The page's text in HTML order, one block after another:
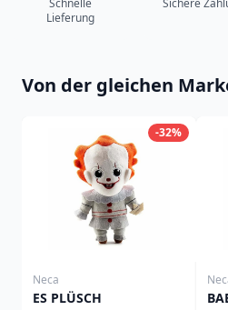
Schnelle
Lieferung
Sichere
Von der gleichen
-32%
Neca
ES PLÜSCH